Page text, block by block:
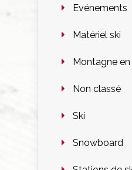
Evénements
Matériel ski
Montagne
Non classé
Ski
Snowboard